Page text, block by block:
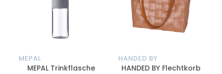
MEPAL
MEPAL Trinkflasche
HANDED BY
HANDED BY Flechtkorb